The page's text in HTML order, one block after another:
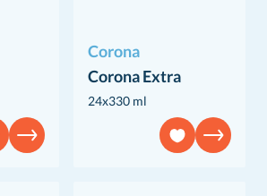
Corona
Corona Extra
24x330 ml